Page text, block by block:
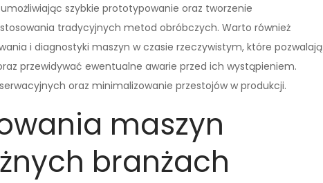
szybkie prototypowanie oraz tworzenie
tradycyjnych metod obróbczych. Warto również
i diagnostyki maszyn w czasie rzeczywistym, które pozwalają
przewidywać ewentualne awarie przed ich wystąpieniem.
oraz minimalizowanie przestojów w produkcji.
maszyn
branżach